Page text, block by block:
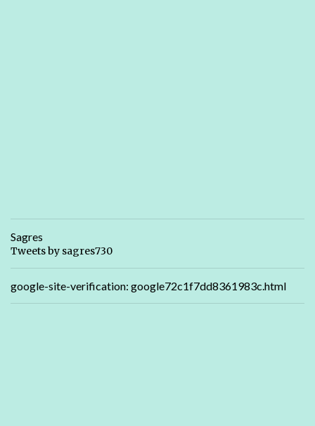
Sagres
Tweets by sagres730
google-site-verification: google72c1f7dd8361983c.html